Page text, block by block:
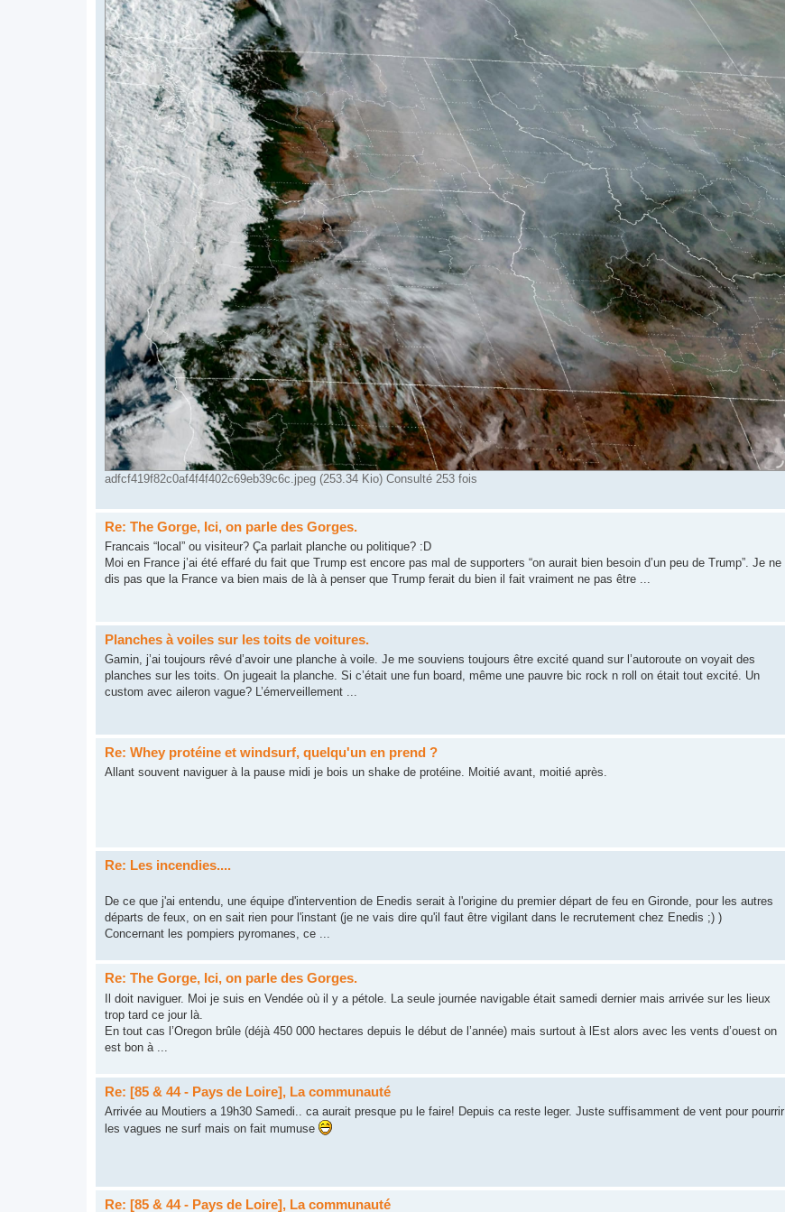
adfcf419f82c0af4f4f402c69eb39c6c.jpeg (253.34 Kio) Consulté 253 fois
Re: The Gorge, Ici, on parle des Gorges.
Francais “local” ou visiteur? Ça parlait planche ou politique? :D
Moi en France j’ai été effaré du fait que Trump est encore pas mal de supporters “on aurait bien besoin d’un peu de Trump”. Je ne
dis pas que la France va bien mais de là à penser que Trump ferait du bien il fait vraiment ne pas être ...
Planches à voiles sur les toits de voitures.
Gamin, j’ai toujours rêvé d’avoir une planche à voile. Je me souviens toujours être excité quand sur l’autoroute on voyait des
planches sur les toits. On jugeait la planche. Si c’était une fun board, même une pauvre bic rock n roll on était tout excité. Un
custom avec aileron vague? L’émerveillement ...
Re: Whey protéine et windsurf, quelqu'un en prend ?
Allant souvent naviguer à la pause midi je bois un shake de protéine. Moitié avant, moitié après.
Re: Les incendies....
De ce que j'ai entendu, une équipe d'intervention de Enedis serait à l'origine du premier départ de feu en Gironde, pour les autres
départs de feux, on en sait rien pour l'instant (je ne vais dire qu'il faut être vigilant dans le recrutement chez Enedis ;) )
Concernant les pompiers pyromanes, ce ...
Re: The Gorge, Ici, on parle des Gorges.
Il doit naviguer. Moi je suis en Vendée où il y a pétole. La seule journée navigable était samedi dernier mais arrivée sur les lieux
trop tard ce jour là.
En tout cas l’Oregon brûle (déjà 450 000 hectares depuis le début de l’année) mais surtout à lEst alors avec les vents d’ouest on
est bon à ...
Re: [85 & 44 - Pays de Loire], La communauté
Arrivée au Moutiers a 19h30 Samedi.. ca aurait presque pu le faire! Depuis ca reste leger. Juste suffisamment de vent pour pourrir
les vagues ne surf mais on fait mumuse
Re: [85 & 44 - Pays de Loire], La communauté